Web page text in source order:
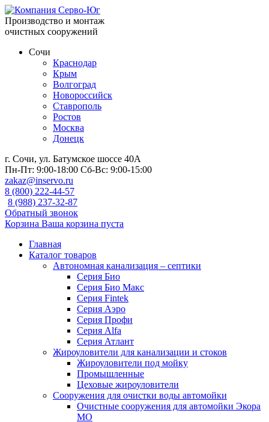
Производство и монтаж
очистных сооружений
Сочи
Краснодар
Крым
Волгоград
Новороссийск
Ставрополь
Ростов
Москва
Донецк
г. Сочи, ул. Батумское шоссе 40А
Пн-Пт: 9:00-18:00 Сб-Вс: 9:00-15:00
zakaz@inservo.ru
8 (800) 222-44-57
8 (988) 237-32-87
Обратный звонок
Корзина Ваша корзина пуста
Главная
Каталог товаров
Автономная канализация – септики
Серия Био
Серия Био Макс
Серия Fintek
Серия Аэро
Серия Профи
Серия Alfa
Серия Атлант
Жироуловители для канализации и стоков
Жироуловители под мойку
Промышленные
Цеховые жироуловители
Сооружения для очистки воды автомойки
Очистные сооружения для автомойки Экора
МО